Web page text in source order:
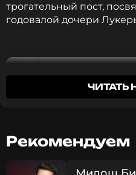
трогательный пост,
годовалой дочери
ЧИТАТЬ
Рекомендуем